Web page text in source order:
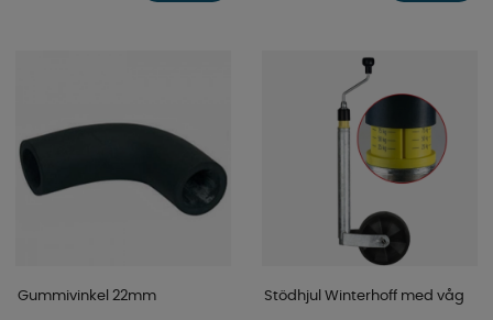
Gummivinkel 22mm Stödhjul Winterhoff med våg